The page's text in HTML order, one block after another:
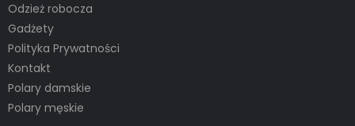
Odzież robocza
Gadżety
Polityka Prywatności
Kontakt
Polary damskie
Polary męskie